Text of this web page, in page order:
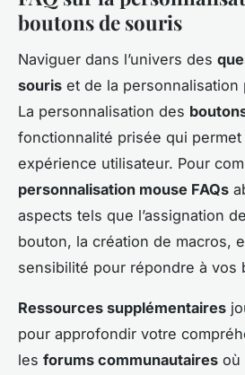
boutons de souris
Naviguer dans l’univers des
souris et de la
La personnalisation des
fonctionnalité prisée qui permet
expérience utilisateur. Pour
personnalisation mouse FAQs
aspects tels que l’assignation
bouton, la création de macros,
sensibilité pour répondre à vos
Ressources supplémentaires
pour approfondir votre
les forums communautaires où